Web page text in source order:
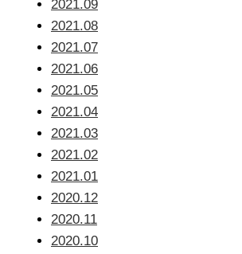
2021.09
2021.08
2021.07
2021.06
2021.05
2021.04
2021.03
2021.02
2021.01
2020.12
2020.11
2020.10